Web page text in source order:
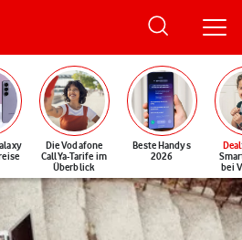
Die Vodafone
CallYa-Tarife im
Überblick
Beste Handys
2026
Deal
bei